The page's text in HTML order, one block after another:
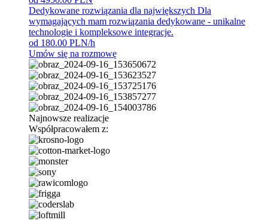
Dedykowane rozwiązania dla największych Dla
wymagających mam rozwiązania dedykowane - unikalne
technologie i kompleksowe integracje.
od 180.00 PLN/h
Umów się na rozmowę
Najnowsze realizacje
Współpracowałem z: